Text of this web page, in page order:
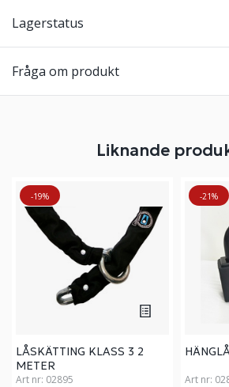
Lagerstatus
Fråga om produkt
Liknande
-19%
LÅSKÄTTING KLASS 3 2
METER
Art nr: 02895
-21%
Art nr: